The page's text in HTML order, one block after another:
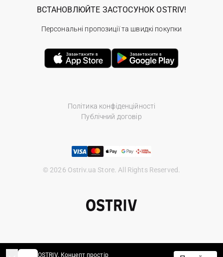
Політика конфіденційності
Публічний договір
© 2026 Ostriv.ua Store. All Rights Reserved.
ВСТАНОВЛЮЙТЕ ЗАСТОСУНОК OSTRIV!
Персональні пропозиції та швидкі покупки
OSTRIV. Концепт простір